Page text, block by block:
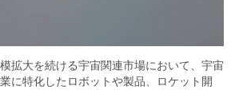
拡大を続ける宇宙関連市場において、宇宙
に特化したロボットや製品、ロケット開